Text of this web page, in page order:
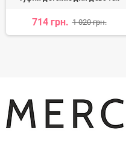
714 грн. 1 020 грн.